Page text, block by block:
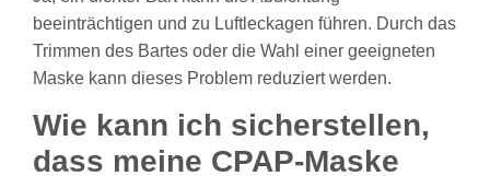
beeinträchtigen und zu Luftleckagen führen. Durch das
Trimmen des Bartes oder die Wahl einer geeigneten
Maske kann dieses Problem reduziert werden.
Wie kann ich sicherstellen,
dass meine CPAP-Maske